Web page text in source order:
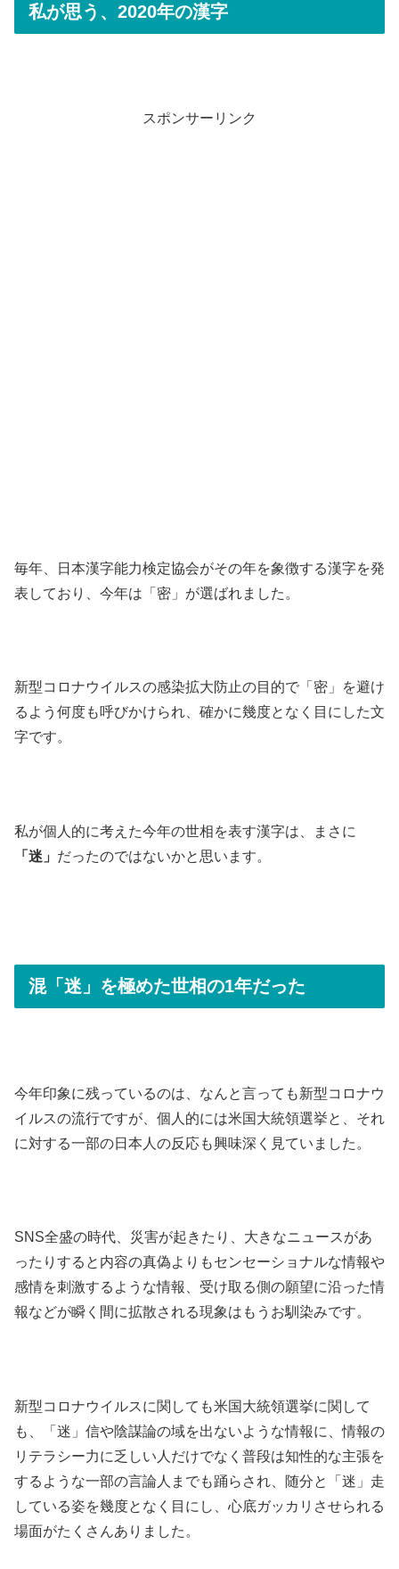
私が思う、2020年の漢字
スポンサーリンク
毎年、日本漢字能力検定協会がその年を象徴する漢字を発
表しており、今年は「密」が選ばれました。
新型コロナウイルスの感染拡大防止の目的で「密」を避け
るよう何度も呼びかけられ、確かに幾度となく目にした文
字です。
私が個人的に考えた今年の世相を表す漢字は、まさに
「迷」 だったのではないかと思います。
混「迷」を極めた世相の1年だった
今年印象に残っているのは、なんと言っても新型コロナウ
イルスの流行ですが、個人的には米国大統領選挙と、それ
に対する一部の日本人の反応も興味深く見ていました。
SNS全盛の時代、災害が起きたり、大きなニュースがあ
ったりすると内容の真偽よりもセンセーショナルな情報や
感情を刺激するような情報、受け取る側の願望に沿った情
報などが瞬く間に拡散される現象はもうお馴染みです。
新型コロナウイルスに関しても米国大統領選挙に関して
も、「迷」信や陰謀論の域を出ないような情報に、情報の
リテラシー力に乏しい人だけでなく普段は知性的な主張を
するような一部の言論人までも踊らされ、随分と「迷」走
している姿を幾度となく目にし、心底ガッカリさせられる
場面がたくさんありました。